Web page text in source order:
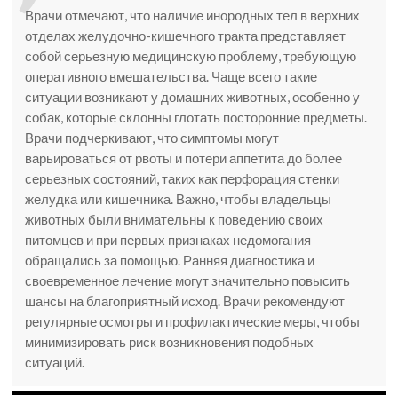
Врачи отмечают, что наличие инородных тел в верхних
отделах желудочно-кишечного тракта представляет
собой серьезную медицинскую проблему, требующую
оперативного вмешательства. Чаще всего такие
ситуации возникают у домашних животных, особенно у
собак, которые склонны глотать посторонние предметы.
Врачи подчеркивают, что симптомы могут
варьироваться от рвоты и потери аппетита до более
серьезных состояний, таких как перфорация стенки
желудка или кишечника. Важно, чтобы владельцы
животных были внимательны к поведению своих
питомцев и при первых признаках недомогания
обращались за помощью. Ранняя диагностика и
своевременное лечение могут значительно повысить
шансы на благоприятный исход. Врачи рекомендуют
регулярные осмотры и профилактические меры, чтобы
минимизировать риск возникновения подобных
ситуаций.